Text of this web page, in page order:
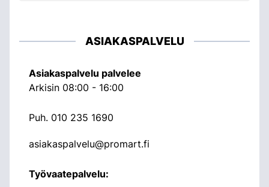
ASIAKASPALVELU
Asiakaspalvelu palvelee
Arkisin 08:00 - 16:00
Puh. 010 235 1690
asiakaspalvelu@promart.fi
Työvaatepalvelu: